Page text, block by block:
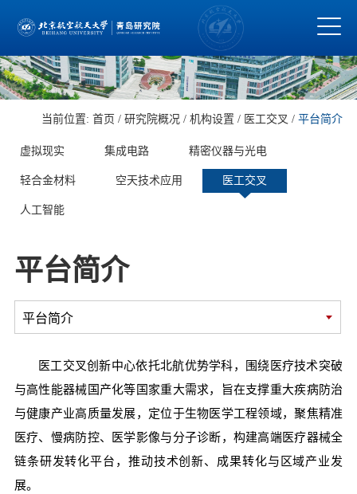
当前位置:首页 /研究院概况 /机构设置 / 医工交叉 /平台简介
虚拟现实 集成电路 精密仪器与光电
轻合金材料 空天技术应用 医工交叉
人工智能
平台简介
医工交叉创新中心依托北航优势学科，围绕医疗技术突破
与高性能器械国产化等国家重大需求，旨在支撑重大疾病防治
与健康产业高质量发展，定位于生物医学工程领域，聚焦精准
医疗、慢病防控、医学影像与分子诊断，构建高端医疗器械全
链条研发转化平台，推动技术创新、成果转化与区域产业发
展。